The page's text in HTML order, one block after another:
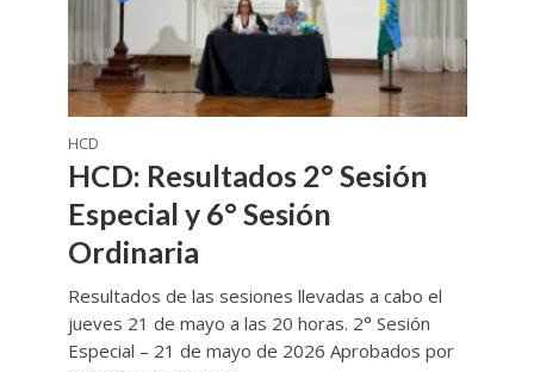
HCD
HCD: Resultados 2° Sesión
Especial y 6° Sesión
Ordinaria
Resultados de las sesiones llevadas a cabo el
jueves 21 de mayo a las 20 horas. 2° Sesión
Especial – 21 de mayo de 2026 Aprobados por